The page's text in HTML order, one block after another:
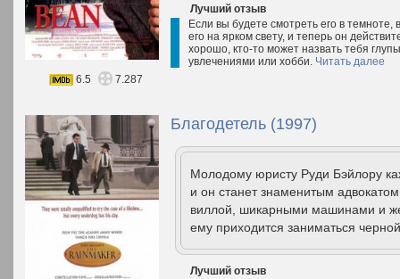
Лучший отзыв
Если вы будете смотреть его в
его на ярком свету, и теперь он
хорошо, кто-то может назвать тебя
увлечениями или хобби. Читать далее
6.5
7.287
Благодетель (1997)
Молодому юристу Руди Бэйлору
и он станет знаменитым
виллой, шикарными машинами и
ему приходится заниматься
Лучший отзыв